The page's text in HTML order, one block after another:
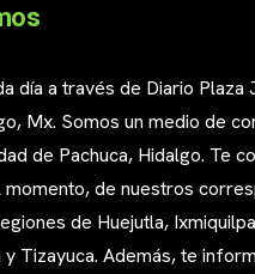
día a través de Diario Plaza
Mx. Somos un medio de
de Pachuca, Hidalgo. Te
momento, de nuestros
de Huejutla,
y Tizayuca. Además, te